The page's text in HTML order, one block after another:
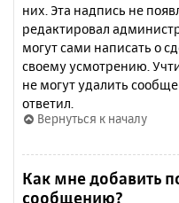
них. Эта надпись не
редактировал
могут сами написать о
своему усмотрению.
не могут удалить
ответил.
Вернуться к началу
Как мне добавить
сообщению?